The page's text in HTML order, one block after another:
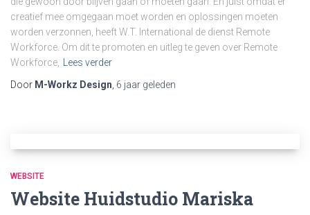
creatief mee omgegaan moet worden en oplossingen moeten
worden verzonnen, heeft W.T. International de dienst Remote
Workforce. Om dit te promoten en uitleg te geven over Remote
Workforce,
Lees verder
Door M-Workz Design 6 jaar geleden
WEBSITE
Website Huidstudio Mariska